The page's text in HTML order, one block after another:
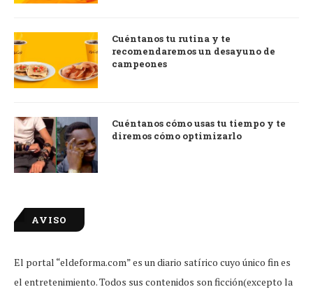
Cuéntanos tu rutina y te
recomendaremos un desayuno de
campeones
Cuéntanos cómo usas tu tiempo y te
diremos cómo optimizarlo
AVISO
El portal “eldeforma.com” es un diario satírico cuyo único fin es
el entretenimiento. Todos sus contenidos son ficción(excepto la